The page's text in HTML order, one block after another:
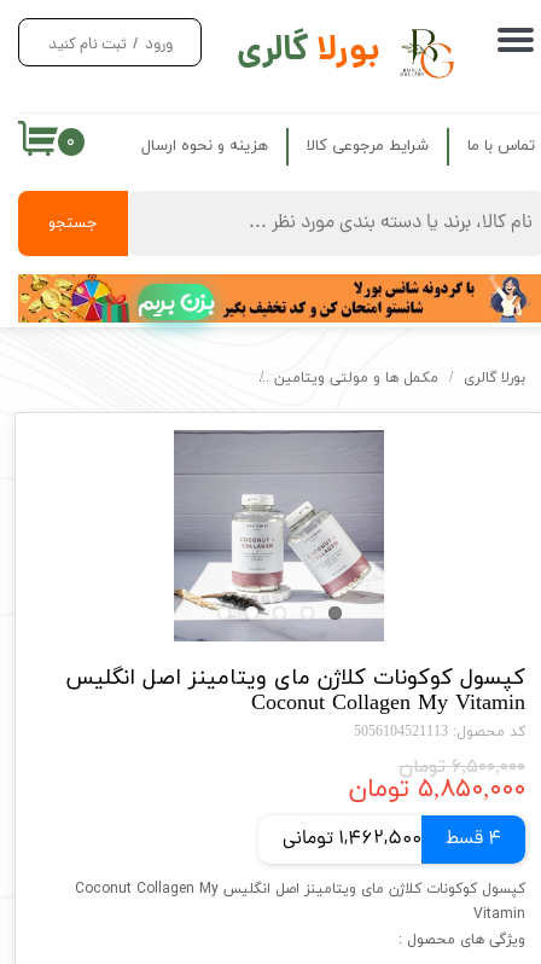
بورلاگالری
جستجو
ورود / ثبت نام کنید
حساب کاربری من
سفارشات
خروج از حساب کاربری
۰ تماس با ما شرایط مرجوعی کالا هزینه و نحوه ارسال
بزن بریم
بورلا گالری مکمل ها و مولتی ویتامین
کپسول کوکونات کلاژن مای ویتامینز اصل انگلیس
Coconut Collagen My Vitamin
کد محصول: 5056104521113
۶,۵۰۰,۰۰۰ تومان
۵,۸۵۰,۰۰۰ تومان
4 قسط 1,462,500 تومانی
کپسول کوکونات کلاژن مای ویتامینز اصل انگلیس Coconut Collagen My
Vitamin
ویژگی های محصول :